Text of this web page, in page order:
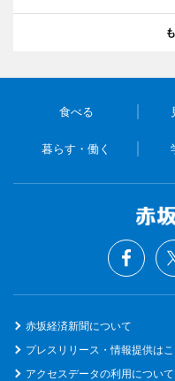
食べる
暮らす・働く
赤坂経済新聞について
プレスリリース・情報提供は
アクセスデータの利用について